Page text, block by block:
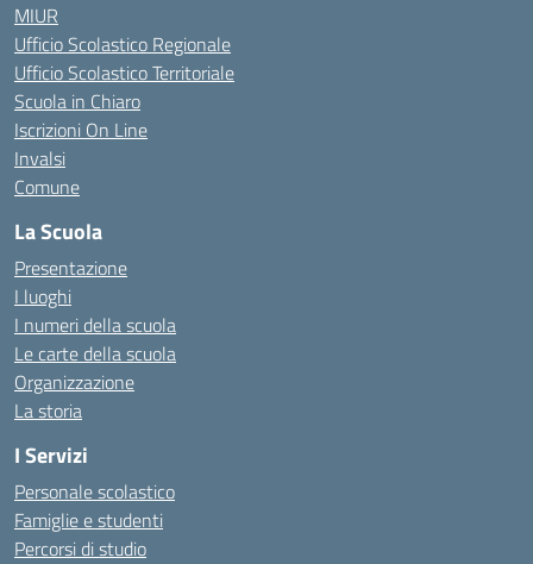
MIUR
Ufficio Scolastico Regionale
Ufficio Scolastico Territoriale
Scuola in Chiaro
Iscrizioni On Line
Invalsi
Comune
La Scuola
Presentazione
I luoghi
I numeri della scuola
Le carte della scuola
Organizzazione
La storia
I Servizi
Personale scolastico
Famiglie e studenti
Percorsi di studio